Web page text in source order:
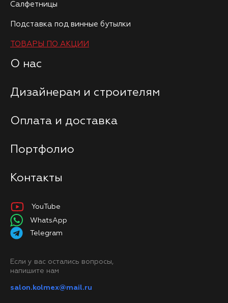
Салфетницы
Подставка под винные бутылки
ТОВАРЫ ПО АКЦИИ
О нас
Дизайнерам и строителям
Оплата и доставка
Портфолио
Контакты
YouTube
WhatsApp
Telegram
Если у вас остались вопросы,
напишите нам
salon.kolmex@mail.ru